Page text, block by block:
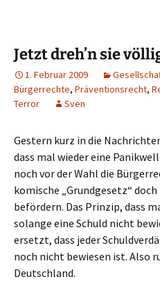
Jetzt dreh’n sie
1. Februar 2009
Bürgerrechte, Präventionsrecht,
Terror
Sven
Gestern kurz in die
dass mal wieder eine
noch vor der Wahl die
komische „Grundgesetz“
befördern. Das Prinzip, dass
solange eine Schuld nicht
ersetzt, dass jeder
noch nicht bewiesen ist. Also
Deutschland.